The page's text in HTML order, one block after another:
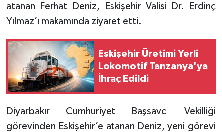
atanan Ferhat Deniz, Eskişehir Valisi Dr. Erdinç
Yılmaz’ı makamında ziyaret etti.
Eskişehir Üretimi Yerli
Lokomotif Tanzanya'ya
İhraç Edildi
Diyarbakır Cumhuriyet Başsavcı Vekilliği
görevinden Eskişehir’e atanan Deniz, yeni görevi